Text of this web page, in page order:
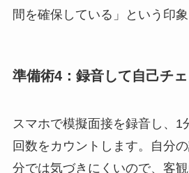
間を確保している」という印象
準備術4：録音して自己チ
スマホで模擬面接を録音し、1
回数をカウントします。自分
分では気づきにくいので、客